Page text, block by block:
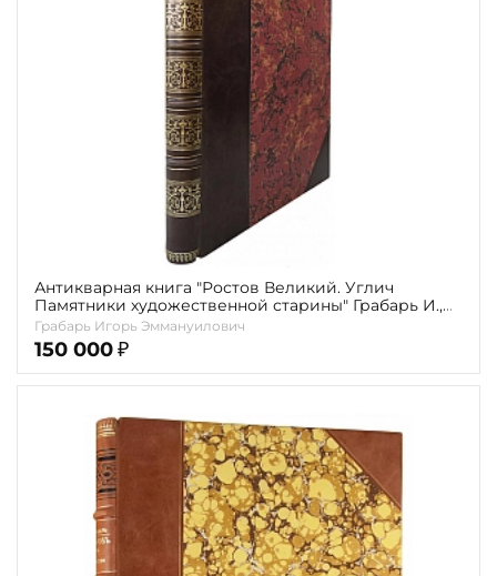
Антикварная книга "Ростов Великий. Углич
Памятники художественной старины" Грабарь И.,
Борис фон Эдинг 1913г.
Грабарь Игорь Эммануилович
150 000 ₽